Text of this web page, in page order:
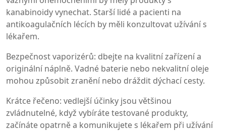
kanabinoidy vynechat. Starší lidé a pacienti na
antikoagulačních lécích by měli konzultovat užívání s
lékařem.
Bezpečnost vaporizérů: dbejte na kvalitní zařízení a
originální náplně. Vadné baterie nebo nekvalitní oleje
mohou způsobit zranění nebo dráždit dýchací cesty.
Krátce řečeno: vedlejší účinky jsou většinou
zvládnutelné, když vybíráte testované produkty,
začínáte opatrně a komunikujete s lékařem při užívání